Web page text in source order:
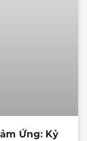
Ứng: Kỷ